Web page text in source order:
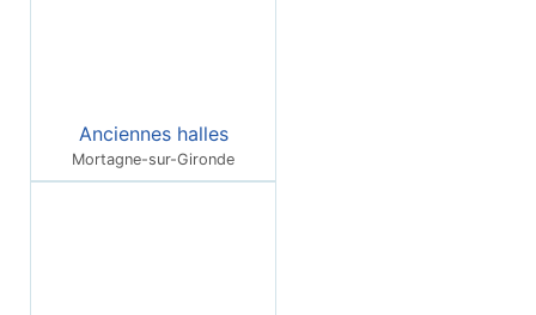
Anciennes halles
Mortagne-sur-Gironde